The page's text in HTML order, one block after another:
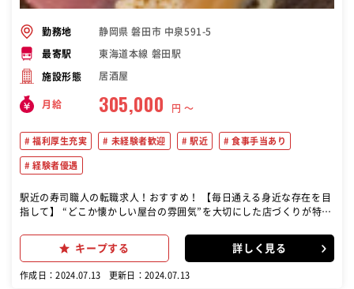
勤務地 静岡県 磐田市 中泉591-5
最寄駅 東海道本線 磐田駅
施設形態 居酒屋
月給 305,000 円 〜
福利厚生充実 未経験者歓迎 駅近 食事手当あり
経験者優遇
駅近の寿司職人の転職求人！おすすめ！ 【毎日通える身近な存在を目
指して】 “どこか懐かしい屋台の雰囲気”を大切にした店づくりが特徴
全品280円(税込308円)低価格居酒屋「ニパチ」、鮮魚刺身と鶏黒炭焼
「せんと」、串カツ居酒屋「これや」、昭和の焼とりてっぱん居酒屋
います。 値段もリーズナブルに設定し、気軽に毎日通って頂ける店づ
キープする 詳しく見る
作成日：2024.07.13 更新日：2024.07.13